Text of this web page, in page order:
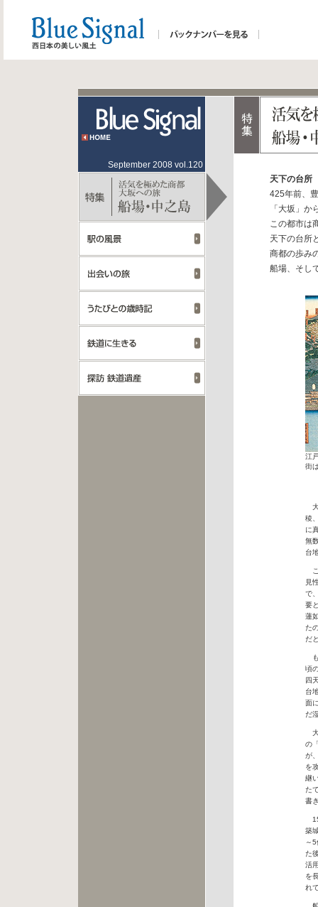
September 2008 vol.120
天下の台
425年前、
「大坂」
この都市は
天下の台所
商都の歩み
船場、そし
江
街
大
稜
に
無
台
こ
見
で
要
蓮
た
だ
も
頃
四
台
面
だ
大
の
が
を
継
た
書
築
～
た
活
を
れ